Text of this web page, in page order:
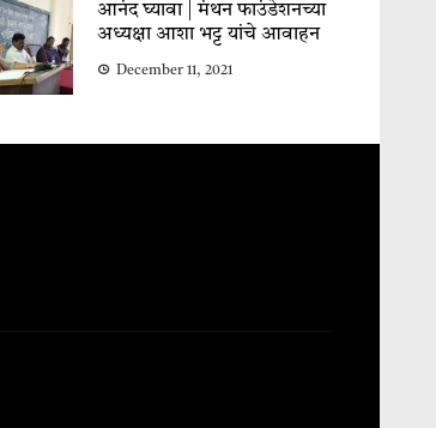
आनंद घ्यावा | मंथन फाउंडेशनच्या
अध्यक्षा आशा भट्ट यांचे आवाहन
December 11, 2021